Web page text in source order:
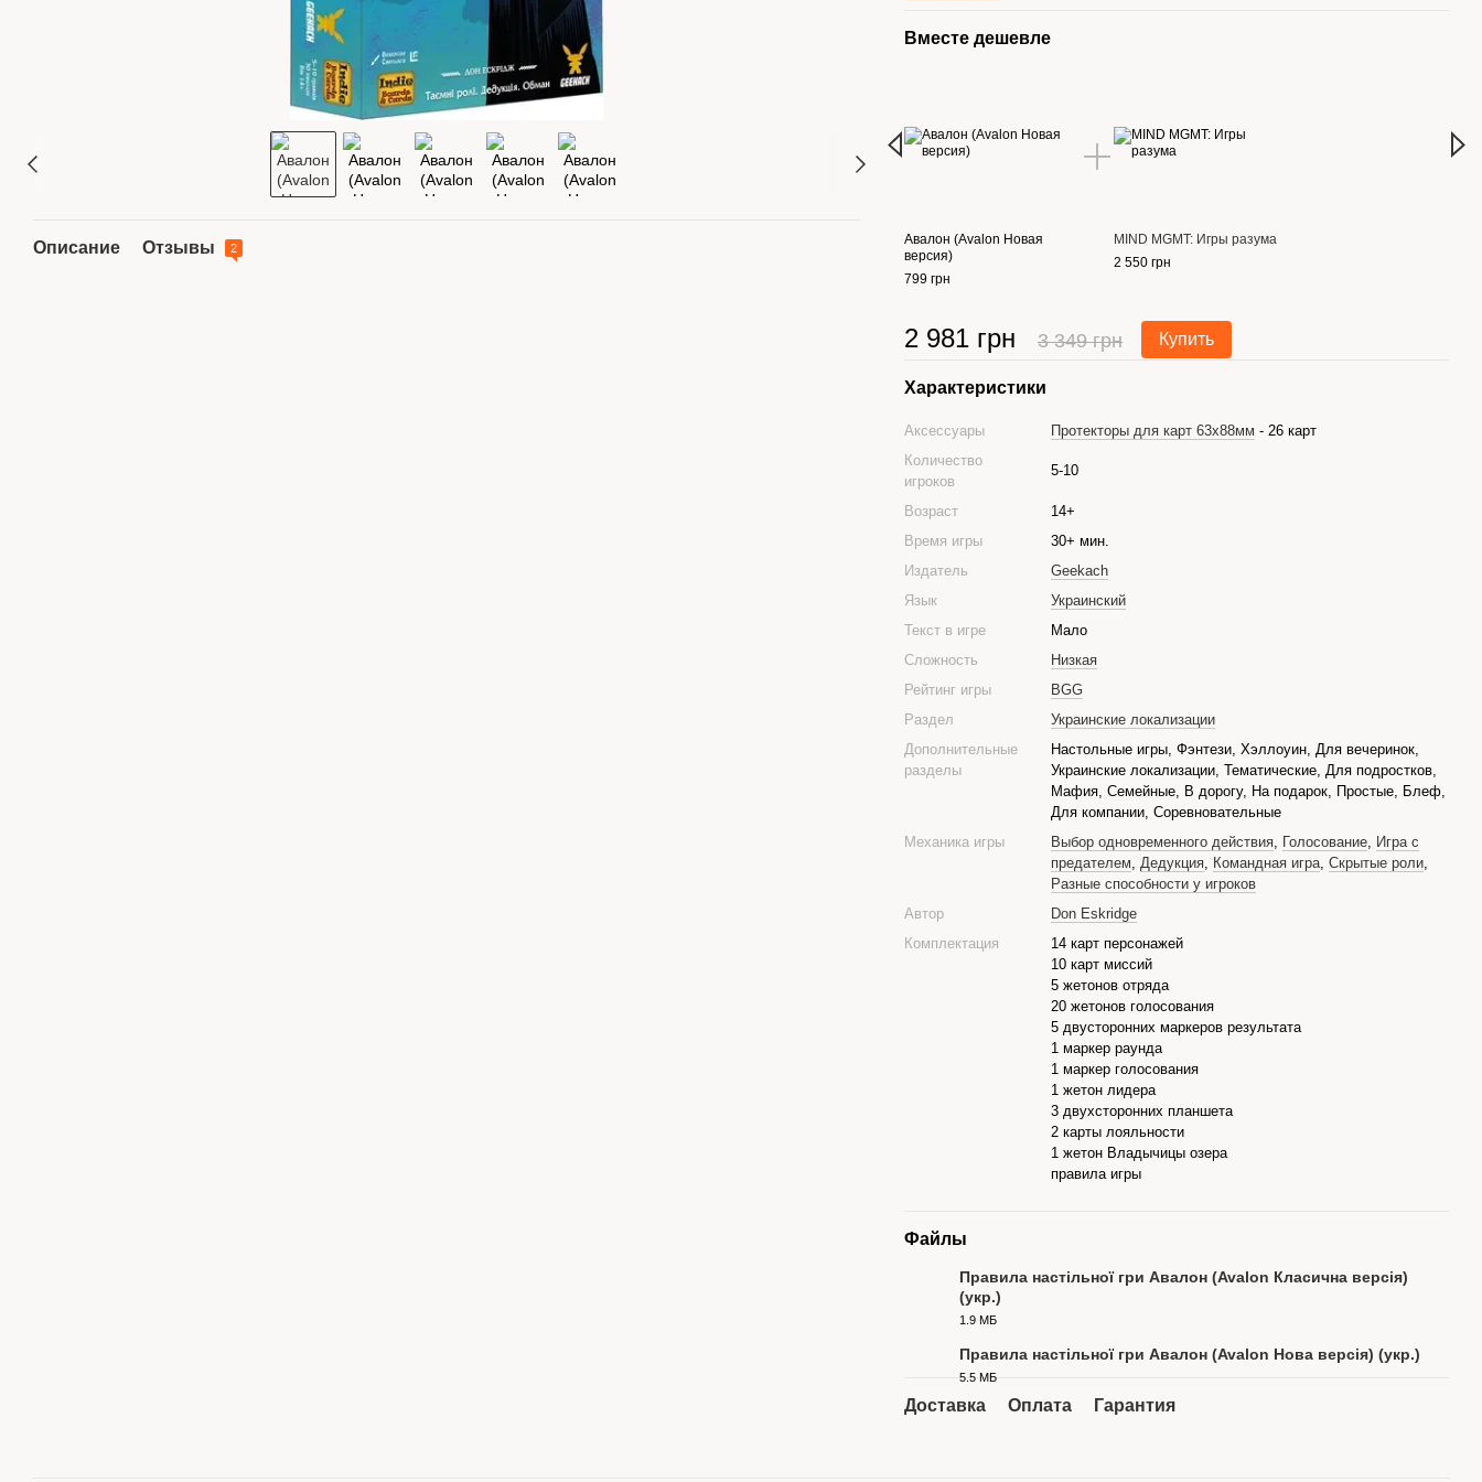
Описание Отзывы 2
Вместе дешевле
Авалон (Avalon Новая
версия)
799 грн
MIND MGMT: Игры разума
2 550 грн
2 981 грн 3 349 грн Купить
Характеристики
Аксессуары Протекторы для карт 63x88мм - 26 карт
Количество
игроков
5-10
Возраст
14+
Время игры
30+ мин.
Издатель
Geekach
Язык
Украинский
Текст в игре
Мало
Сложность
Низкая
Рейтинг игры
BGG
Раздел
Украинские локализации
Дополнительные
разделы
Настольные игры, Фэнтези, Хэллоуин, Для вечеринок,
Украинские локализации, Тематические, Для подростков,
Мафия, Семейные, В дорогу, На подарок, Простые, Блеф,
Для компании, Соревновательные
Механика игры
Выбор одновременного действия, Голосование, Игра с
предателем,Дедукция, Командная игра,Скрытые роли,
Разные способности у игроков
Автор
Don Eskridge
Комплектация
14 карт персонажей
10 карт миссий
5 жетонов отряда
20 жетонов голосования
5 двусторонних маркеров результата
1 маркер раунда
1 маркер голосования
1 жетон лидера
3 двухсторонних планшета
2 карты лояльности
1 жетон Владычицы озера
правила игры
Файлы
Правила настільної гри Авалон (Avalon Класична версія)
(укр.)
1.9 МБ
Правила настільної гри Авалон (Avalon Нова версія) (укр.)
5.5 МБ
Доставка Оплата Гарантия